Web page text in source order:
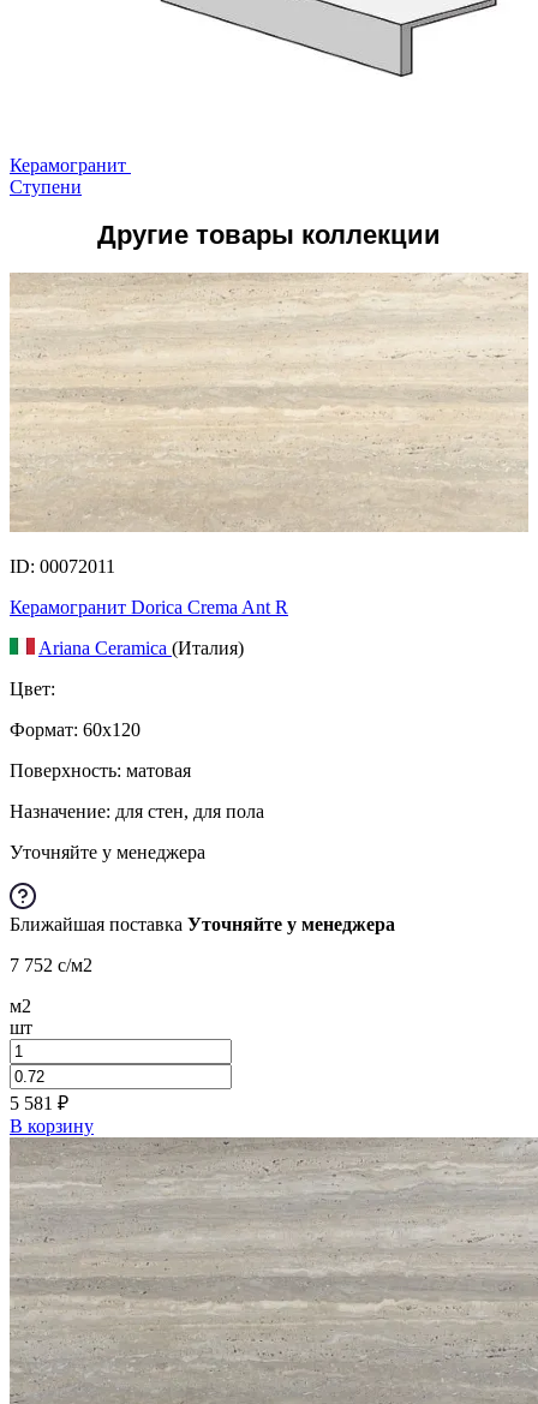
Керамогранит
Ступени
Другие товары коллекции
ID: 00072011
Керамогранит Dorica Crema Ant R
Ariana Ceramica (Италия)
Цвет:
Формат: 60x120
Поверхность: матовая
Назначение: для стен, для пола
Уточняйте у менеджера
Ближайшая поставка Уточняйте у менеджера
7 752 c/м2
м2
шт
5 581 ₽
В корзину